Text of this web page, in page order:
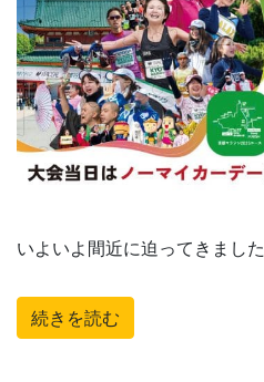
いよいよ間近に迫ってきました
続きを読む